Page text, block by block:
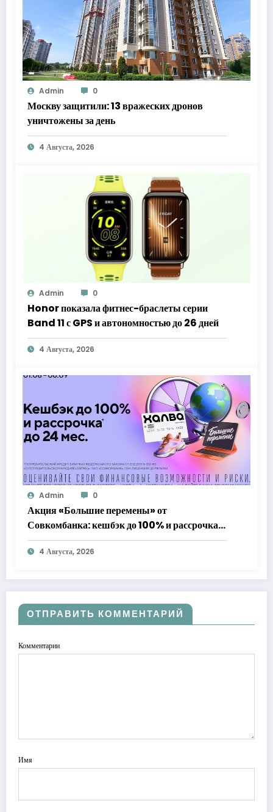
Admin 0
Москву защитили: 13 вражеских дронов
уничтожены за день
4 Августа, 2026
Admin 0
Honor показала фитнес-браслеты серии
Band 11 с GPS и автономностью до 26 дней
4 Августа, 2026
Admin 0
Акция «Большие перемены» от
Совкомбанка: кешбэк до 100% и рассрочка
до 24 месяцев с «Халвой»
4 Августа, 2026
ОТПРАВИТЬ КОММЕНТАРИЙ
Комментарии
Имя